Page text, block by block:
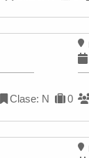
Clase: N 0